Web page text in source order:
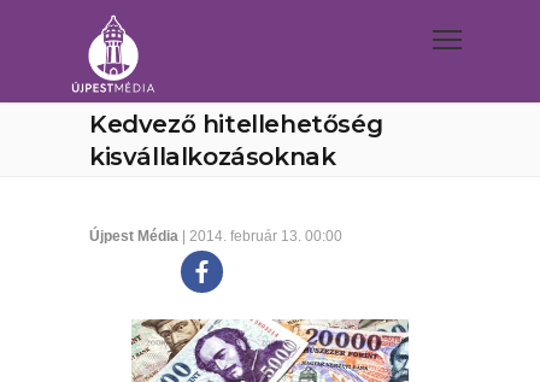
Kedvező hitellehetőség
kisvállalkozásoknak
Újpest Média | 2014. február 13. 00:00